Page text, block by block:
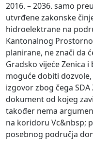
2016. – 2036. samo
utvrđene zakonske
hidroelektrane na
Kantonalnog
planirane, ne znači da
Gradsko vijeće Zenica
moguće dobiti
izgovor zbog čega
dokument od kojeg
također nema
na koridoru Vc&nbsp;
posebnog područja